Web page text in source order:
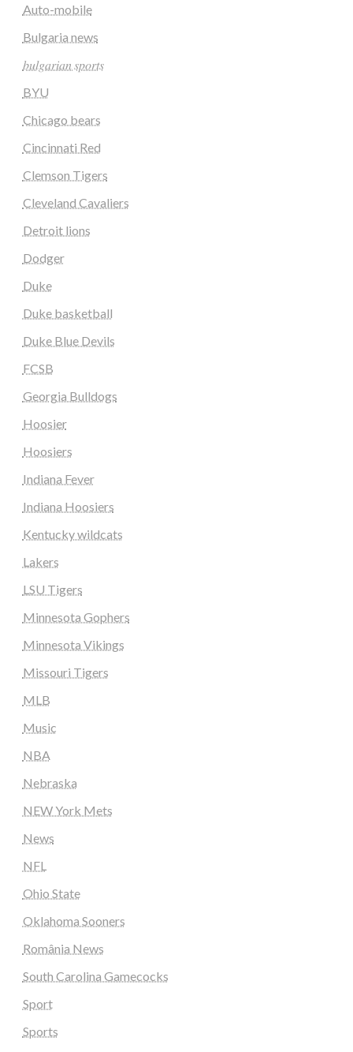
Auto-mobile
Bulgaria news
𝑏𝑢𝑙𝑔𝑎𝑟𝑖𝑎𝑛 𝑠𝑝𝑜𝑟𝑡𝑠
BYU
Chicago bears
Cincinnati Red
Clemson Tigers
Cleveland Cavaliers
Detroit lions
Dodger
Duke
Duke basketball
Duke Blue Devils
FCSB
Georgia Bulldogs
Hoosier
Hoosiers
Indiana Fever
Indiana Hoosiers
Kentucky wildcats
Lakers
LSU Tigers
Minnesota Gophers
Minnesota Vikings
Missouri Tigers
MLB
Music
NBA
Nebraska
NEW York Mets
News
NFL
Ohio State
Oklahoma Sooners
România News
South Carolina Gamecocks
Sport
Sports